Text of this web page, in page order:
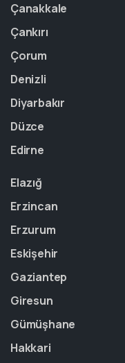
Çanakkale
Çankırı
Çorum
Denizli
Diyarbakır
Düzce
Edirne
Elazığ
Erzincan
Erzurum
Eskişehir
Gaziantep
Giresun
Gümüşhane
Hakkari